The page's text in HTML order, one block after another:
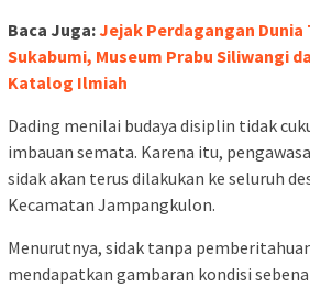
Baca Juga:Jejak Perdagangan Dunia
Sukabumi, Museum Prabu Siliwangi
Katalog Ilmiah
Dading menilai budaya disiplin tidak
imbauan semata. Karena itu,
sidak akan terus dilakukan ke seluruh
Kecamatan Jampangkulon.
Menurutnya, sidak tanpa
mendapatkan gambaran kondisi